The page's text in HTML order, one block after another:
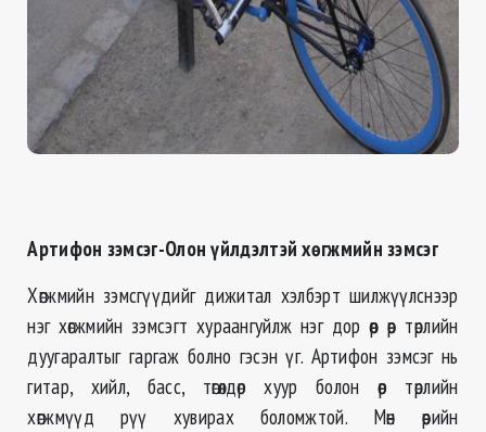
Артифон зэмсэг-Олон үйлдэлтэй хөгжмийн зэмсэг
Хөгжмийн зэмсгүүдийг дижитал хэлбэрт шилжүүлснээр
нэг хөгжмийн зэмсэгт хураангуйлж нэг дор өөр өөр төрлийн
дуугаралтыг гаргаж болно гэсэн үг. Артифон зэмсэг нь
гитар, хийл, басс, төгөлдөр хуур болон өөр төрлийн
хөгжмүүд рүү хувирах боломжтой. Мөн өөрийн